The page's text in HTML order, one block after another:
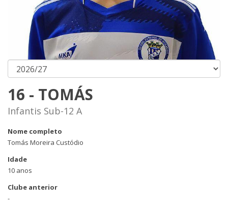
16 - TOMÁS
Infantis Sub-12 A
Nome completo
Tomás Moreira Custódio
Idade
10 anos
Clube anterior
-